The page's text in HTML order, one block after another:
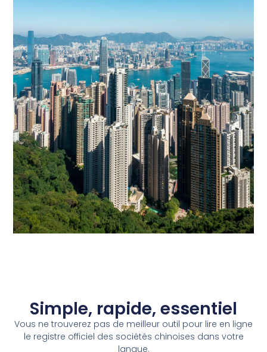
Simple, rapide, essentiel
Vous ne trouverez pas de meilleur outil pour lire en ligne
le registre officiel des sociétés chinoises dans votre
langue.